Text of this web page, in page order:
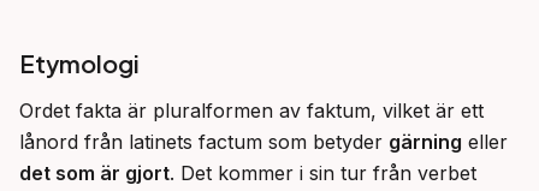
Etymologi
Ordet fakta är pluralformen av faktum, vilket är ett
lånord från latinets factum som betyder gärning
det som är gjort. Det kommer i sin tur från verbet